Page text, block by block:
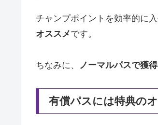
チャンプポイントを効率的に入
オススメです。
ちなみに、 ノーマルパスで獲
有償パスには特典の